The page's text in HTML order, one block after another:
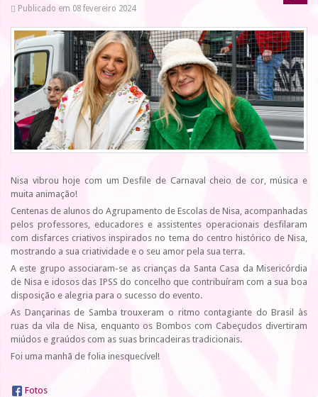
Publicado em 08 fevereiro 2024
Nisa vibrou hoje com um Desfile de Carnaval cheio de cor, música e
muita animação!
Centenas de alunos do Agrupamento de Escolas de Nisa, acompanhadas
pelos professores, educadores e assistentes operacionais desfilaram
com disfarces criativos inspirados no tema do centro histórico de Nisa,
mostrando a sua criatividade e o seu amor pela sua terra.
A este grupo associaram-se as crianças da Santa Casa da Misericórdia
de Nisa e idosos das IPSS do concelho que contribuíram com a sua boa
disposição e alegria para o sucesso do evento.
As Dançarinas de Samba trouxeram o ritmo contagiante do Brasil às
ruas da vila de Nisa, enquanto os Bombos com Cabeçudos divertiram
miúdos e graúdos com as suas brincadeiras tradicionais.
Foi uma manhã de folia inesquecível!
Fotos